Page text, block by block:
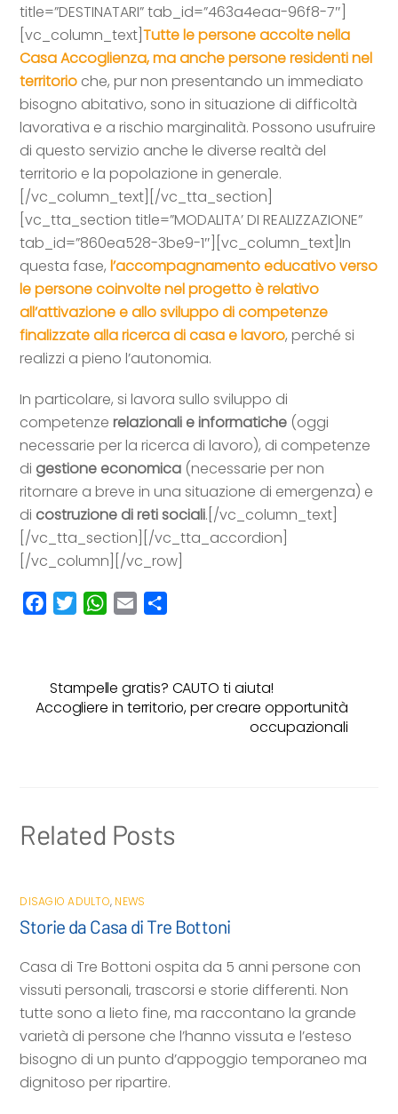
title=”DESTINATARI” tab_id=”463a4eaa-96f8-7″]
[vc_column_text]Tutte le persone accolte nella
Casa Accoglienza, ma anche persone residenti nel
territorio che, pur non presentando un immediato
bisogno abitativo, sono in situazione di difficoltà
lavorativa e a rischio marginalità. Possono usufruire
di questo servizio anche le diverse realtà del
territorio e la popolazione in generale.
[/vc_column_text][/vc_tta_section]
[vc_tta_section title=”MODALITA’ DI REALIZZAZIONE”
tab_id=”860ea528-3be9-1″][vc_column_text]In
questa fase,l’accompagnamento educativo verso
le persone coinvolte nel progetto è relativo
all’attivazione e allo sviluppo di competenze
finalizzate alla ricerca di casa e lavoro, perché si
realizzi a pieno l’autonomia.
In particolare, si lavora sullo sviluppo di
competenzerelazionali e informatiche (oggi
necessarie per la ricerca di lavoro), di competenze
di gestione economica (necessarie per non
ritornare a breve in una situazione di emergenza) e
di costruzione di reti sociali.[/vc_column_text]
[/vc_tta_section][/vc_tta_accordion]
[/vc_column][/vc_row]
b
o
t
e
W
s
A
l
v
Stampelle gratis? CAUTO ti aiuta!
Accogliere in territorio, per creare opportunità
occupazionali
Related Posts
DISAGIO ADULTO, NEWS
Storie da Casa di Tre Bottoni
Casa di Tre Bottoni ospita da 5 anni persone con
vissuti personali, trascorsi e storie differenti. Non
tutte sono a lieto fine, ma raccontano la grande
varietà di persone che l’hanno vissuta e l’esteso
bisogno di un punto d’appoggio temporaneo ma
dignitoso per ripartire.